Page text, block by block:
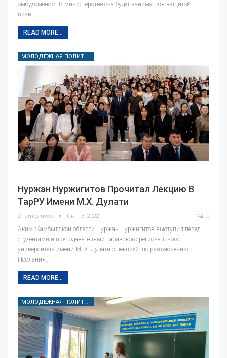
омбудсменом. В министерстве она будет заниматься защитой
прав…
READ MORE...
МОЛОДЕЖНАЯ ПОЛИТИКА
Нуржан Нуржигитов Прочитал Лекцию В
ТарРУ Имени М.Х. Дулати
Zhambylnews Окт 13, 2022 0
Аким Жамбылской области Нуржан Нуржигитов выступил перед
студентами и преподавателями Таразского регионального
университета имени М. Х. Дулати с лекцией по разъяснению
Послания…
READ MORE...
МОЛОДЕЖНАЯ ПОЛИТИКА